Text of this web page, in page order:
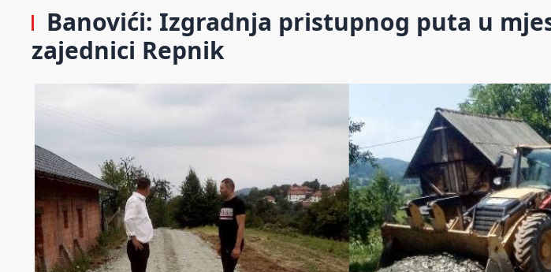
Banovići: Izgradnja pristupnog puta u
zajednici Repnik